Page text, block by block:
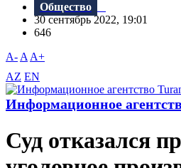
Общество
30 сентябрь 2022, 19:01
646
A- A A+
AZ EN
Информационное
Суд отказался